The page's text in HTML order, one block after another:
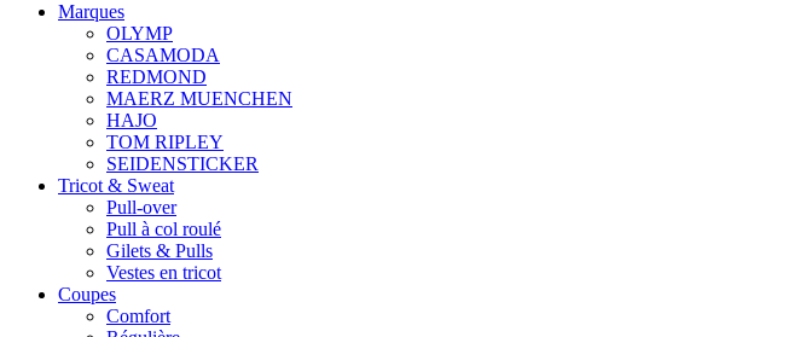
Marques
OLYMP
CASAMODA
REDMOND
MAERZ MUENCHEN
HAJO
TOM RIPLEY
SEIDENSTICKER
Tricot & Sweat
Pull-over
Pull à col roulé
Gilets & Pulls
Vestes en tricot
Coupes
Comfort